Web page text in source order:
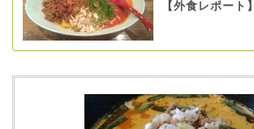
【外食レポート】